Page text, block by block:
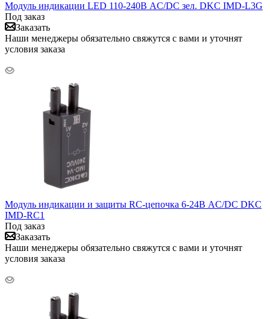
Модуль индикации LED 110-240В AC/DC зел. DKC IMD-L3G
Под заказ
Заказать
Наши менеджеры обязательно свяжутся с вами и уточнят
условия заказа
Модуль индикации и защиты RC-цепочка 6-24В AC/DC DKC
IMD-RC1
Под заказ
Заказать
Наши менеджеры обязательно свяжутся с вами и уточнят
условия заказа